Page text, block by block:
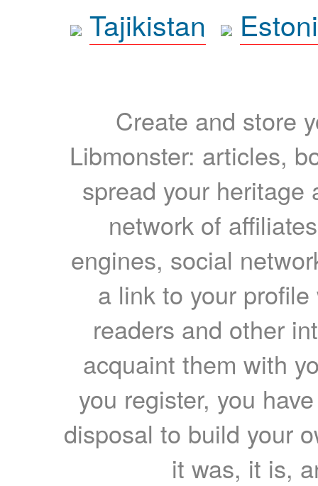
Tajikistan
Create and store
Libmonster: articles,
spread your heritage
network of
engines, social
a link to your
readers and other
acquaint them with
you register, you
disposal to build your
it was, it is,